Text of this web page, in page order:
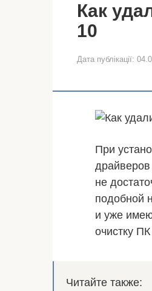
Как
10
Дата публікації:
При
не
подобной
и уже
очистку
Читайте также: